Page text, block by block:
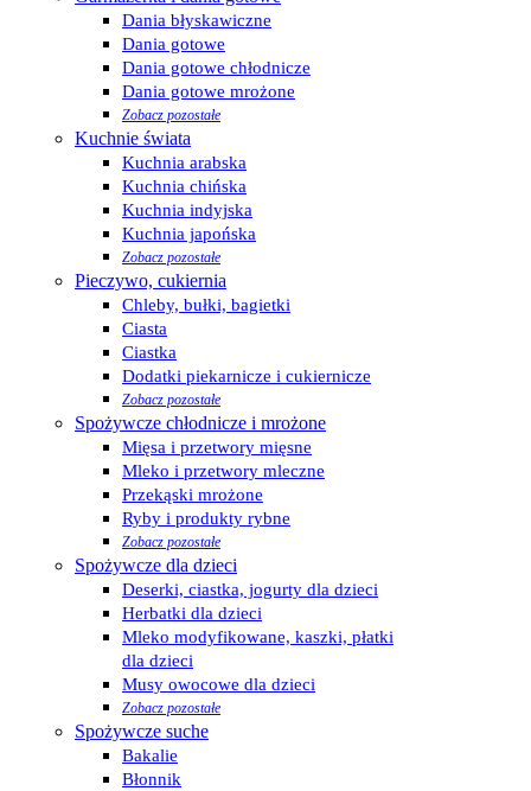
Dania błyskawiczne
Dania gotowe
Dania gotowe chłodnicze
Dania gotowe mrożone
Zobacz pozostałe
Kuchnie świata
Kuchnia arabska
Kuchnia chińska
Kuchnia indyjska
Kuchnia japońska
Zobacz pozostałe
Pieczywo, cukiernia
Chleby, bułki, bagietki
Ciasta
Ciastka
Dodatki piekarnicze i cukiernicze
Zobacz pozostałe
Spożywcze chłodnicze i mrożone
Mięsa i przetwory mięsne
Mleko i przetwory mleczne
Przekąski mrożone
Ryby i produkty rybne
Zobacz pozostałe
Spożywcze dla dzieci
Deserki, ciastka, jogurty dla dzieci
Herbatki dla dzieci
Mleko modyfikowane, kaszki, płatki
dla dzieci
Musy owocowe dla dzieci
Zobacz pozostałe
Spożywcze suche
Bakalie
Błonnik